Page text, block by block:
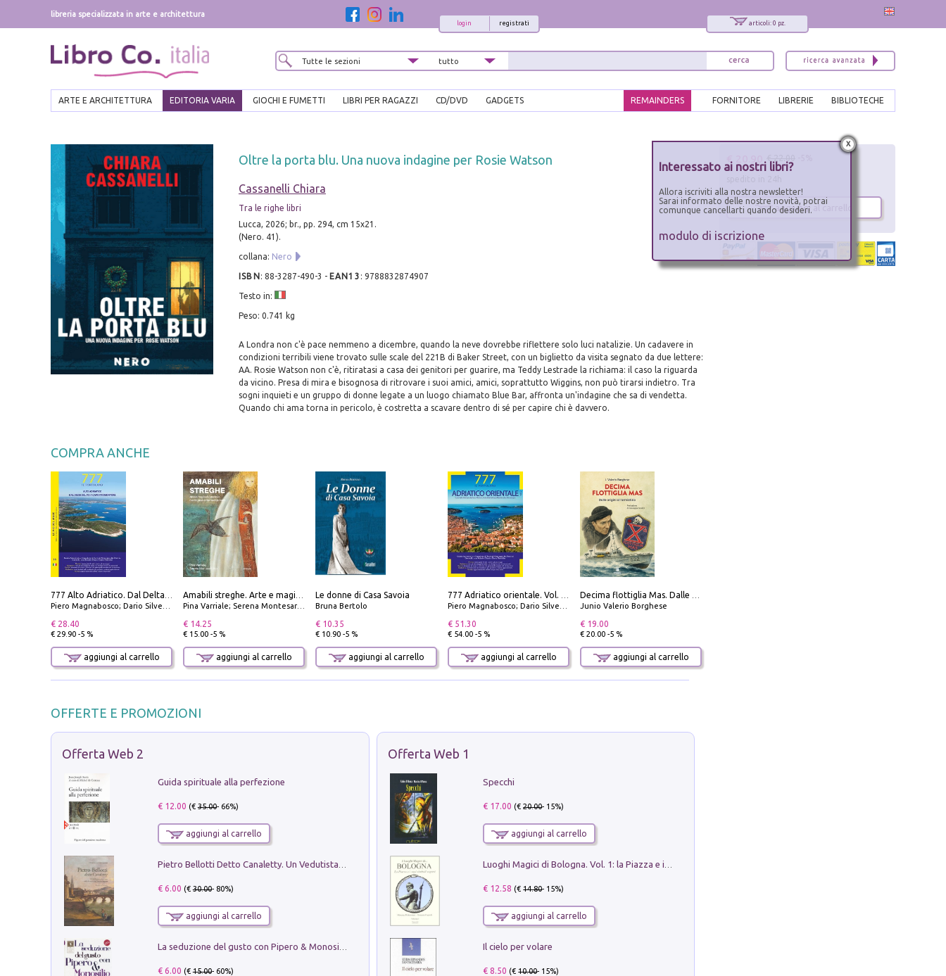
libreria specializzata in arte e architettura
articoli: 0 pz.
registrati
login
ARTE E ARCHITETTURA EDITORIA VARIA GIOCHI E FUMETTI LIBRI PER RAGAZZI CD/DVD GADGETS BIBLIOTECHE
LIBRERIE
FORNITORE
REMAINDERS
Oltre la porta blu. Una nuova indagine per Rosie Watson
Cassanelli Chiara
Tra le righe libri
Lucca, 2026; br., pp. 294, cm 15x21.
(Nero. 41).
collana: Nero
ISBN : 88-3287-490-3 - EAN13 : 9788832874907
Testo in:
Peso: 0.741 kg
A Londra non c'è pace nemmeno a dicembre, quando la neve dovrebbe riflettere solo luci natalizie. Un cadavere in
condizioni terribili viene trovato sulle scale del 221B di Baker Street, con un biglietto da visita segnato da due lettere:
AA. Rosie Watson non c'è, ritiratasi a casa dei genitori per guarire, ma Teddy Lestrade la richiama: il caso la riguarda
da vicino. Presa di mira e bisognosa di ritrovare i suoi amici, amici, soprattutto Wiggins, non può tirarsi indietro. Tra
sogni inquieti e un gruppo di donne legate a un luogo chiamato Blue Bar, affronta un'indagine che sa di vendetta.
Quando chi ama torna in pericolo, è costretta a scavare dentro di sé per capire chi è davvero.
COMPRA ANCHE
Piero Magnabosco; Dario Silvestro; Marco Sbrizzi
€ 28.40
€ 29.90 -5 %
aggiungi al carrello
Pina Varriale; Serena Montesarchio
€ 14.25
€ 15.00 -5 %
aggiungi al carrello
Le donne di Casa Savoia
Bruna Bertolo
€ 10.35
€ 10.90 -5 %
aggiungi al carrello
Piero Magnabosco; Dario Silvestro; Marco Sbrizzi
€ 51.30
€ 54.00 -5 %
aggiungi al carrello
Junio Valerio Borghese
€ 19.00
€ 20.00 -5 %
aggiungi al carrello
OFFERTE E PROMOZIONI
Offerta Web 2
Guida spirituale alla perfezione
€ 12.00 (€35.00- 66%)
aggiungi al carrello
€ 6.00 (€30.00- 80%)
aggiungi al carrello
€ 6.00 (€15.00- 60%)
Offerta Web 1
Specchi
€ 17.00 (€20.00- 15%)
aggiungi al carrello
€ 12.58 (€14.80- 15%)
aggiungi al carrello
Il cielo per volare
€ 8.50 (€10.00- 15%)
€ 20.90
aggiungi al carrello
x
Interessato ai nostri libri?
Allora iscriviti alla nostra newsletter!
Sarai informato delle nostre novità, potrai
comunque cancellarti quando desideri.
modulo di iscrizione